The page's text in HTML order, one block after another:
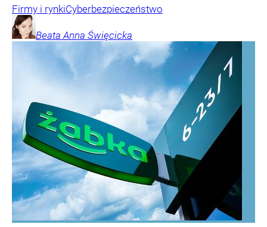
Firmy i rynkiCyberbezpieczeństwo
Beata Anna Święcicka